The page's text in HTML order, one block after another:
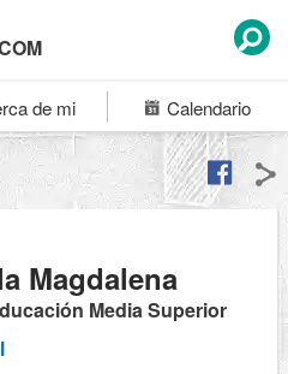
de mi Calendario
Magdalena
Media Superior